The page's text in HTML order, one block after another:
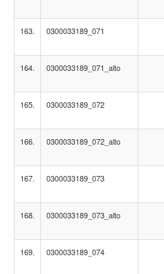
163. 0300033189_071
164. 0300033189_071_alto
165. 0300033189_072
166. 0300033189_072_alto
167. 0300033189_073
168. 0300033189_073_alto
169. 0300033189_074